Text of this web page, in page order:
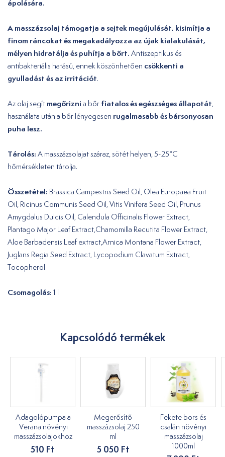
ápolására.
A masszázsolaj támogatja a sejtek megújulását, kisimítja a
finom ráncokat és megakadályozza az újak kialakulását,
mélyen hidratálja és puhítja a bőrt. Antiszeptikus és
antibakteriális hatású, ennek köszönhetően csökkenti a
gyulladást és az irritációt.
Az olaj segít megőrizni a bőr fiatalos és egészséges állapotát
használata után a bőr lényegesen rugalmasabb és bársonyosan
puha lesz.
Tárolás: A masszázsolajat száraz, sötét helyen, 5-25°C
hőmérsékleten tárolja.
Összetétel: Brassica Campestris Seed Oil, Olea Europaea Fruit
Oil, Ricinus Communis Seed Oil, Vitis Vinifera Seed Oil, Prunus
Amygdalus Dulcis Oil, Calendula Officinalis Flower Extract,
Plantago Major Leaf Extract,Chamomilla Recutita Flower Extract,
Aloe Barbadensis Leaf extract,Arnica Montana Flower Extract,
Juglans Regia Seed Extract, Lycopodium Clavatum Extract,
Tocopherol
Csomagolás: 1 l
Kapcsolódó termékek
Adagolópumpa a
Verana növényi
masszázsolajokhoz
510 Ft
Megerősítő
masszázsolaj 250
ml
5 050 Ft
Fekete bors és
csalán növényi
masszázsolaj
1000ml